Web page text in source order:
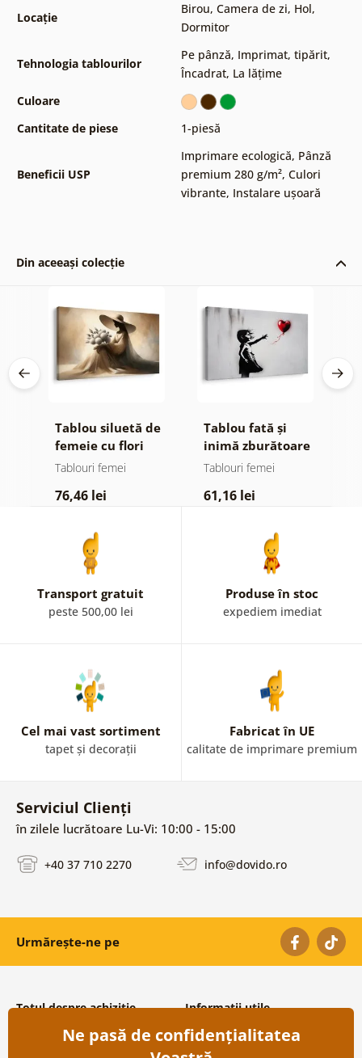
Locație
Birou, Camera de zi, Hol,
Dormitor
Tehnologia tablourilor
Pe pânză, Imprimat, tipărit,
Încadrat, La lățime
Culoare
Cantitate de piese
1-piesă
Beneficii USP
Imprimare ecologică, Pânză
premium 280 g/m², Culori
vibrante, Instalare ușoară
Din aceeași colecție
Tablou siluetă de
femeie cu flori
Tablouri femei
76,46 lei
Tablou fată și
inimă zburătoare
Tablouri femei
61,16 lei
Transport gratuit
peste 500,00 lei
Produse în stoc
expediem imediat
Cel mai vast sortiment
tapet și decorații
Fabricat în UE
calitate de imprimare premium
Serviciul Clienți
în zilele lucrătoare Lu-Vi: 10:00 - 15:00
+40 37 710 2270 info@dovido.ro
Urmărește-ne pe
Totul despre achiziție
Condiții și termeni generali
Protecția datelor personale
Informații utile
Despre noi
Întrebări frecvente
Ne pasă de confidențialitatea